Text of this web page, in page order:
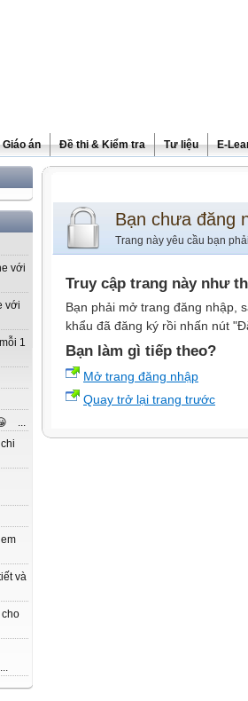
Giáo án Đề thi & Kiểm tra Tư liệu E-
với
với
1
...
và
Bạn chưa đăng
Trang này yêu cầu bạn
Truy cập trang này như
Bạn phải mở trang đăng nhập,
khẩu đã đăng ký rồi nhấn nút
Bạn làm gì tiếp theo?
Mở trang đăng nhập
Quay trở lại trang trước